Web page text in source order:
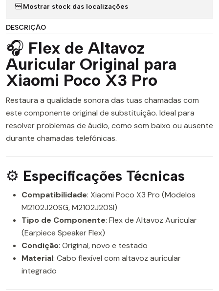
Mostrar stock das localizações
DESCRIÇÃO
🎧 Flex de Altavoz
Auricular Original para
Xiaomi Poco X3 Pro
Restaura a qualidade sonora das tuas chamadas com
este componente original de substituição. Ideal para
resolver problemas de áudio, como som baixo ou ausente
durante chamadas telefónicas.
⚙️ Especificações Técnicas
Compatibilidade: Xiaomi Poco X3 Pro (Modelos
M2102J20SG, M2102J20SI)
Tipo de Componente: Flex de Altavoz Auricular
(Earpiece Speaker Flex)
Condição: Original, novo e testado
Material: Cabo flexível com altavoz auricular
integrado